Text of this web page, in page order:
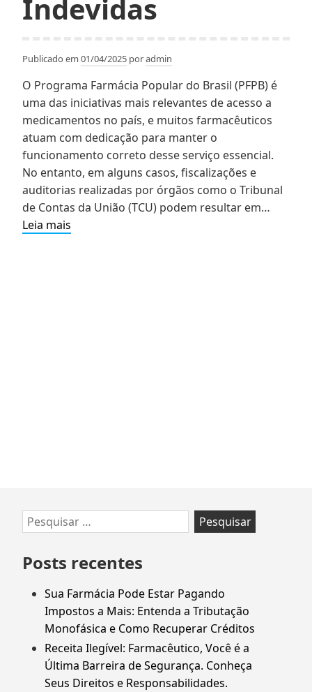
Indevidas
Publicado em 01/04/2025 poradmin
O Programa Farmácia Popular do Brasil (PFPB) é
uma das iniciativas mais relevantes de acesso a
medicamentos no país, e muitos farmacêuticos
atuam com dedicação para manter o
funcionamento correto desse serviço essencial.
No entanto, em alguns casos, fiscalizações e
auditorias realizadas por órgãos como o Tribunal
de Contas da União (TCU) podem resultar em…
Leia mais
Ir
para
rodapé
Pesquisar
por:
Posts recentes
Sua Farmácia Pode Estar Pagando
Impostos a Mais: Entenda a Tributação
Monofásica e Como Recuperar Créditos
Receita Ilegível: Farmacêutico, Você é a
Última Barreira de Segurança. Conheça
Seus Direitos e Responsabilidades.